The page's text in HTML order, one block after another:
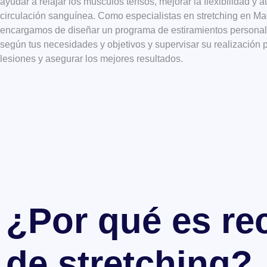
circulación sanguínea. Como especialistas en stretching en
encargamos de diseñar un programa de estiramientos
según tus necesidades y objetivos y supervisar su realización
lesiones y asegurar los mejores resultados.
¿Por qué es